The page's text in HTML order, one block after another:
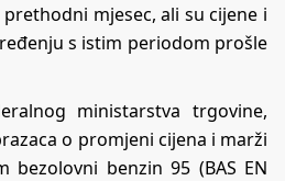
mjesec, ali su cijene i
s istim periodom prošle
ministarstva trgovine,
o promjeni cijena i marži
bezolovni benzin 95 (BAS EN